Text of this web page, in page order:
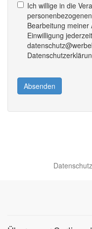
Ich willige in die
Bearbeitung
Einwilligung
Absenden
Datenschutz